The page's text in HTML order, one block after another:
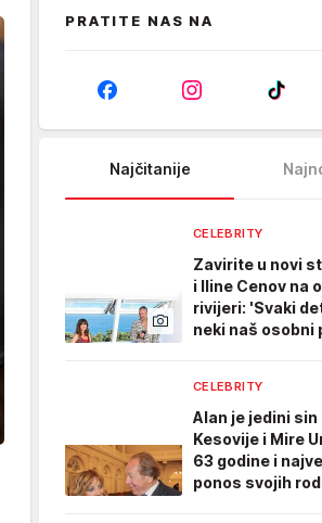
PRATITE NAS NA
Najčitanije
CELEBRITY
Zavirite u novi
i Iline Cenov na
rivijeri: 'Svaki
neki naš osobni
CELEBRITY
Alan je jedini sin
Kesovije i Mire
63 godine i
ponos svojih